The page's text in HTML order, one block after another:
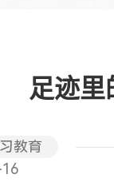
足迹
教育